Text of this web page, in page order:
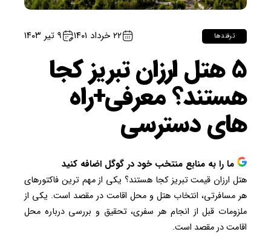
ترفندها ۲۲ خرداد ۱۴۰۱ ۹ تیر ۱۴۰۳
۵ هتل ارزان تبریز کجا
هستند؟ معرفی+راه
های دسترسی
ما را به منابع منتخب خود در گوگل اضافه کنید
هتل ارزان قیمت تبریز کجا هستند؟ یکی از مهم ترین فاکتورهای
هر مسافرتی، انتخاب هتل و محل اقامت در مقصد است. یکی از
ملزومات قبل از انجام هر سفری، تحقیق و بررسی درباره محل
اقامت در مقصد است.